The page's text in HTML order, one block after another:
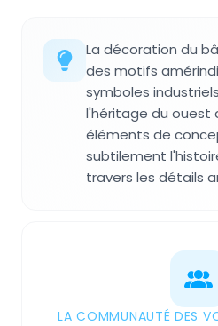
La décoration du
des motifs
symboles
l'héritage du ouest
éléments de
subtilement
travers les détails
LA COMMUNAUTÉ DES